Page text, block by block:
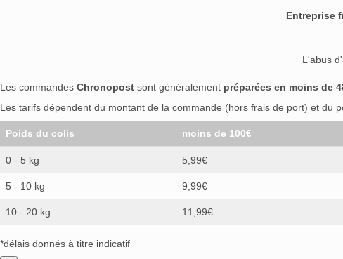
Entreprise
L'abus
Les commandes Chronopost sont généralement préparées en moins de
Les tarifs dépendent du montant de la commande (hors frais de port) et du
Poids du colis moins de 100€
0 - 5 kg 5,99€
5 - 10 kg 9,99€
10 - 20 kg 11,99€
*délais donnés à titre indicatif